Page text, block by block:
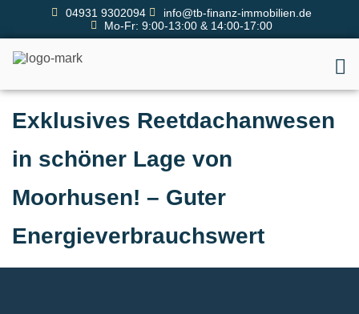
04931 9302094
info@tb-finanz-immobilien.de
Mo-Fr: 9:00-13:00 & 14:00-17:00
Exklusives Reetdachanwesen
in schöner Lage von
Moorhusen! – Guter
Energieverbrauchswert